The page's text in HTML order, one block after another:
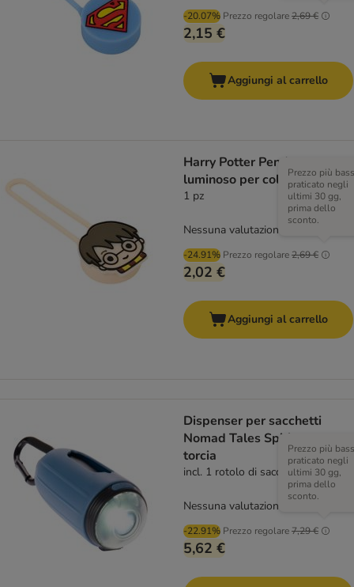
-20.07% Prezzo regolare2,69 €
2,15 €
Aggiungi al carrello
Harry Potter Pendente
luminoso per collare
1 pz
-24.91% Prezzo regolare2,69 €
Prezzo più
praticato negli
ultimi 30 gg,
prima dello
sconto.
2,02 €
Nessuna valutazione
Aggiungi al carrello
Dispenser per sacchetti
Nomad Tales Spirit con
torcia
incl. 1 rotolo di sacchetti
-22.91% Prezzo regolare7,29 €
Prezzo più
praticato negli
ultimi 30 gg,
prima dello
sconto.
5,62 €
Nessuna valutazione